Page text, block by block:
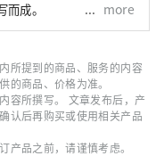
成。
more
所提到的商品、服务的内容
的商品、价格为准。
容所撰写。 文章发布后，产
认后再购买或使用相关产品
产品之前，请谨慎考虑。